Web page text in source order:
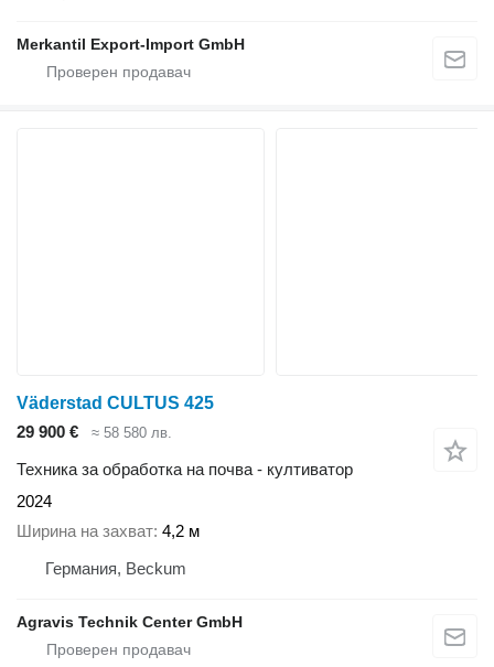
Merkantil Export-Import GmbH
Väderstad CULTUS 425
29 900 €
≈ 58 580 лв.
Техника за обработка на почва - култиватор
2024
Ширина на захват 4,2 м
Германия, Beckum
Agravis Technik Center GmbH